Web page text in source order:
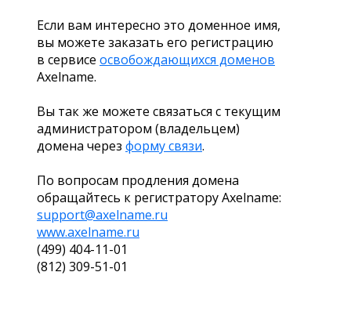
Если вам интересно это доменное имя,
вы можете заказать его регистрацию
в сервисе освобождающихся доменов
Axelname.
Вы так же можете связаться с текущим
администратором (владельцем)
домена через форму связи.
По вопросам продления домена
обращайтесь к регистратору Axelname:
support@axelname.ru
www.axelname.ru
(499) 404-11-01
(812) 309-51-01